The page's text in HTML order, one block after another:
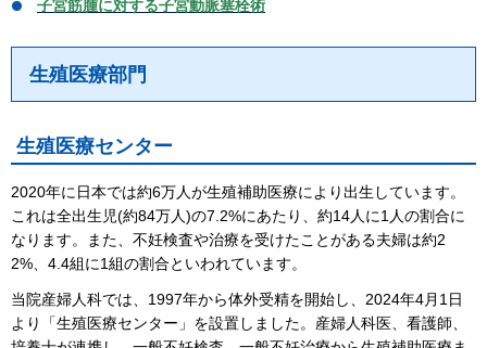
子宮筋腫に対する子宮動脈塞栓術
生殖医療部門
生殖医療センター
2020年に日本では約6万人が生殖補助医療により出生しています。
これは全出生児(約84万人)の7.2%にあたり、約14人に1人の割合に
なります。また、不妊検査や治療を受けたことがある夫婦は約2
2%、4.4組に1組の割合といわれています。
当院産婦人科では、1997年から体外受精を開始し、2024年4月1日
より「生殖医療センター」を設置しました。産婦人科医、看護師、